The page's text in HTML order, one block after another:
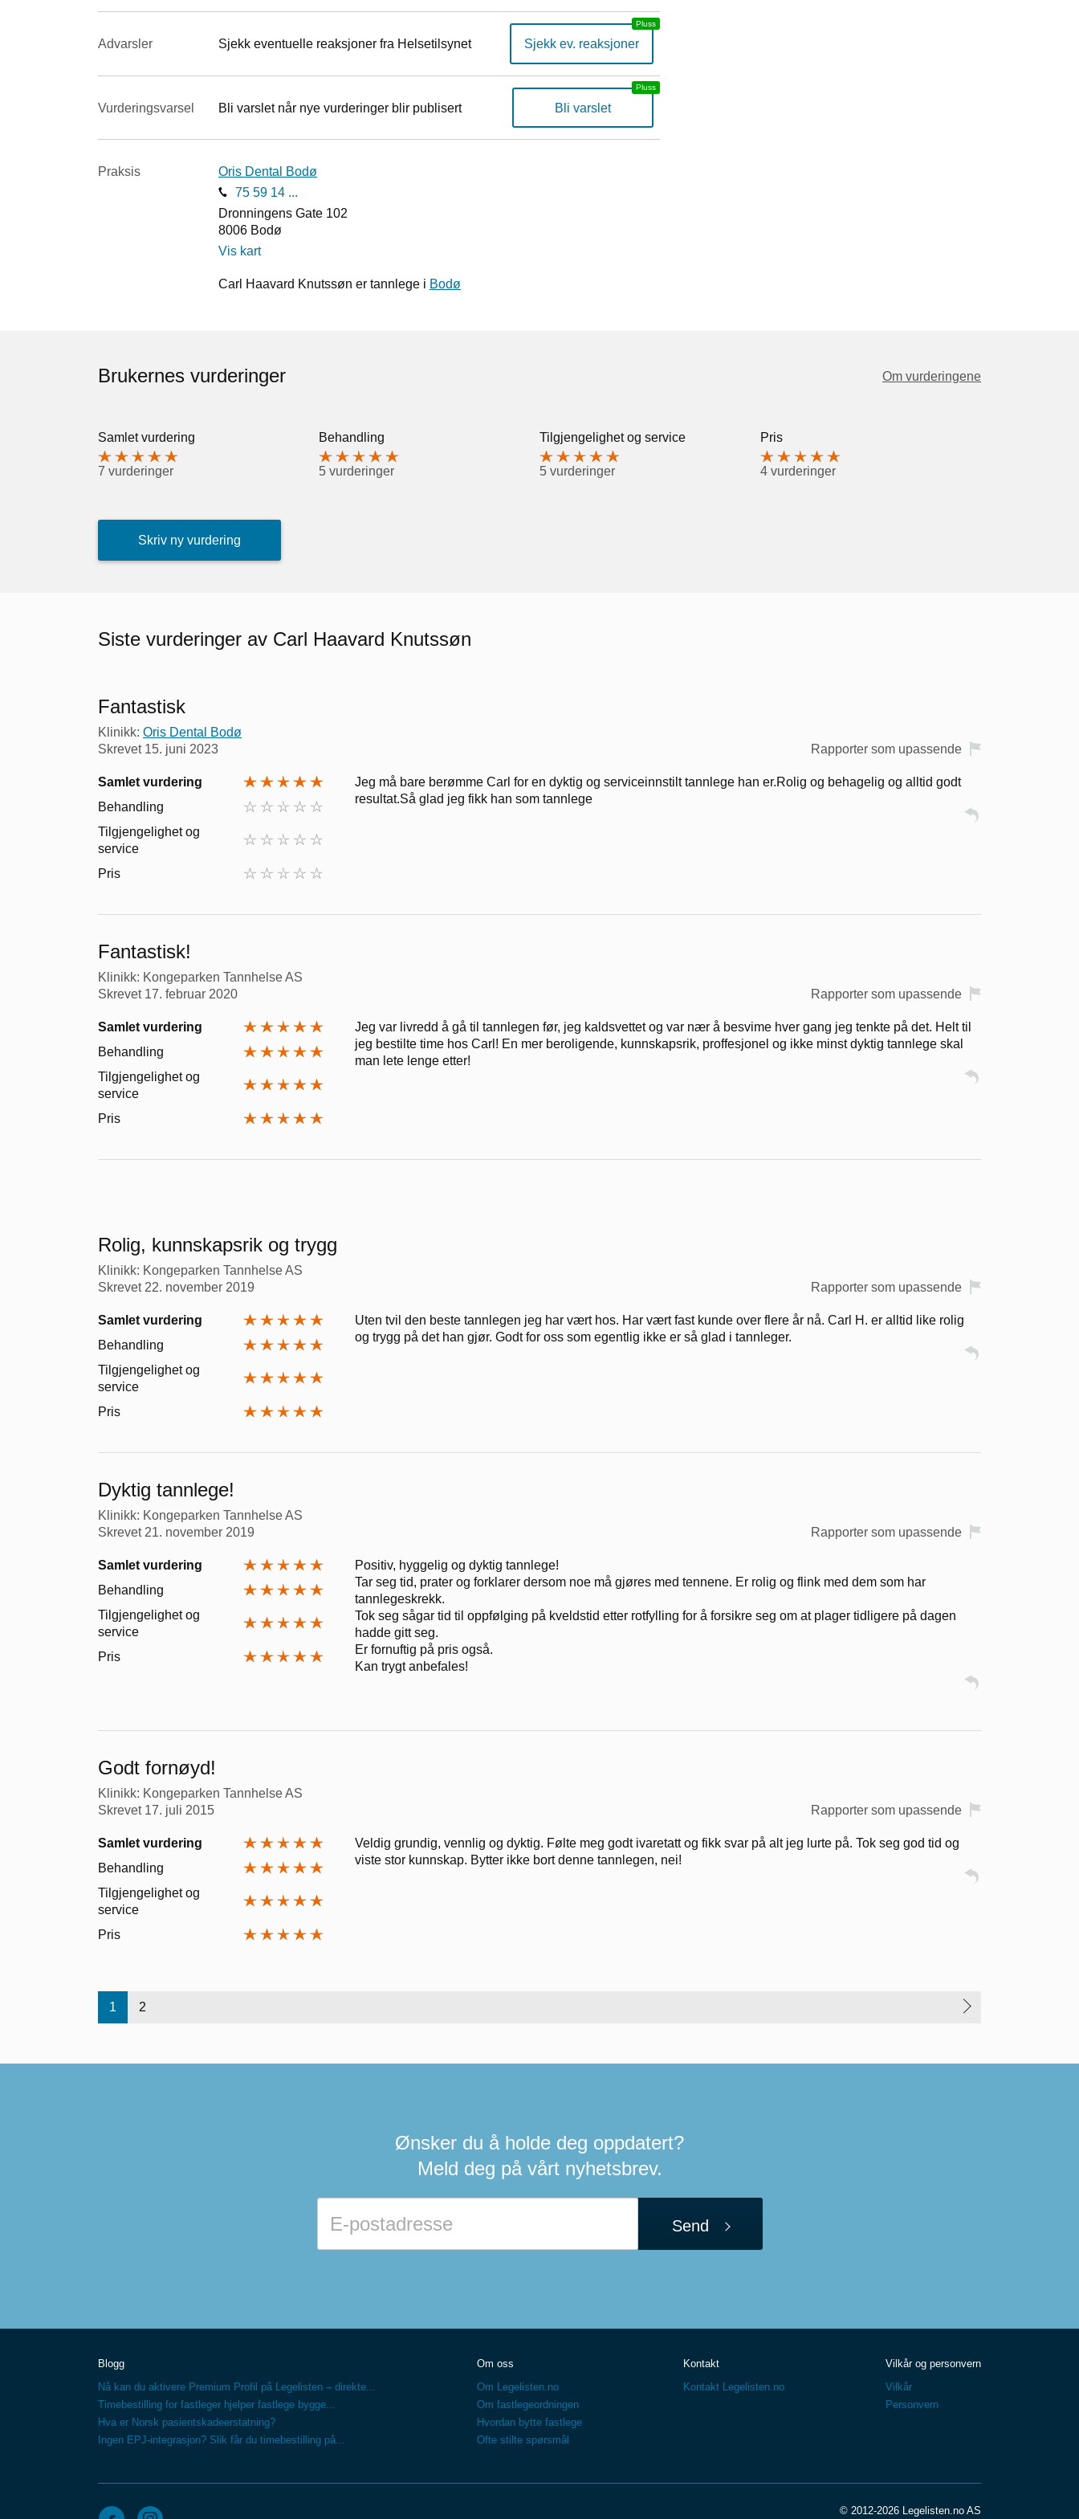
Advarsler Sjekk eventuelle reaksjoner fra Helsetilsynet Sjekk ev. reaksjoner
Vurderings­varsel Bli varslet når nye vurderinger blir publisert Bli varslet
Praksis
Oris Dental Bodø
75 59 14 ...
Dronningens Gate 102
8006 Bodø
Vis kart
Carl Haavard Knutssøn er tannlege i Bodø
Brukernes vurderinger Om vurderingene
Samlet vurdering
7 vurderinger
Behandling
5 vurderinger
Tilgjengelighet og service
5 vurderinger
Pris
4 vurderinger
Skriv ny vurdering
Siste vurderinger av Carl Haavard Knutssøn
Fantastisk
Klinikk: Oris Dental Bodø
Skrevet 15. juni 2023 Rapporter som upassende
Samlet vurdering
Behandling
Tilgjengelighet og
service
Pris
Jeg må bare berømme Carl for en dyktig og serviceinnstilt tannlege han er.Rolig og behagelig og alltid godt
resultat.Så glad jeg fikk han som tannlege
Fantastisk!
Klinikk: Kongeparken Tannhelse AS
Skrevet 17. februar 2020 Rapporter som upassende
Samlet vurdering
Behandling
Tilgjengelighet og
service
Pris
Jeg var livredd å gå til tannlegen før, jeg kaldsvettet og var nær å besvime hver gang jeg tenkte på det. Helt til
jeg bestilte time hos Carl! En mer beroligende, kunnskapsrik, proffesjonel og ikke minst dyktig tannlege skal
man lete lenge etter!
Rolig, kunnskapsrik og trygg
Klinikk: Kongeparken Tannhelse AS
Skrevet 22. november 2019 Rapporter som upassende
Samlet vurdering
Behandling
Tilgjengelighet og
service
Pris
Uten tvil den beste tannlegen jeg har vært hos. Har vært fast kunde over flere år nå. Carl H. er alltid like rolig
og trygg på det han gjør. Godt for oss som egentlig ikke er så glad i tannleger.
Dyktig tannlege!
Klinikk: Kongeparken Tannhelse AS
Skrevet 21. november 2019 Rapporter som upassende
Samlet vurdering
Behandling
Tilgjengelighet og
service
Pris
Positiv, hyggelig og dyktig tannlege!
Tar seg tid, prater og forklarer dersom noe må gjøres med tennene. Er rolig og flink med dem som har
tannlegeskrekk.
Tok seg sågar tid til oppfølging på kveldstid etter rotfylling for å forsikre seg om at plager tidligere på dagen
hadde gitt seg.
Er fornuftig på pris også.
Kan trygt anbefales!
Godt fornøyd!
Klinikk: Kongeparken Tannhelse AS
Skrevet 17. juli 2015 Rapporter som upassende
Samlet vurdering
Behandling
Tilgjengelighet og
service
Pris
Veldig grundig, vennlig og dyktig. Følte meg godt ivaretatt og fikk svar på alt jeg lurte på. Tok seg god tid og
viste stor kunnskap. Bytter ikke bort denne tannlegen, nei!
1 2
Ønsker du å holde deg oppdatert?
Meld deg på vårt nyhetsbrev.
Send
Blogg
Nå kan du aktivere Premium Profil på Legelisten – direkte...
Timebestilling for fastleger hjelper fastlege bygge...
Hva er Norsk pasientskadeerstatning?
Ingen EPJ-integrasjon? Slik får du timebestilling på...
Om oss
Om Legelisten.no
Om fastlegeordningen
Hvordan bytte fastlege
Ofte stilte spørsmål
Kontakt
Kontakt Legelisten.no
Vilkår og personvern
Vilkår
Personvern
© 2012-2026 Legelisten.no AS